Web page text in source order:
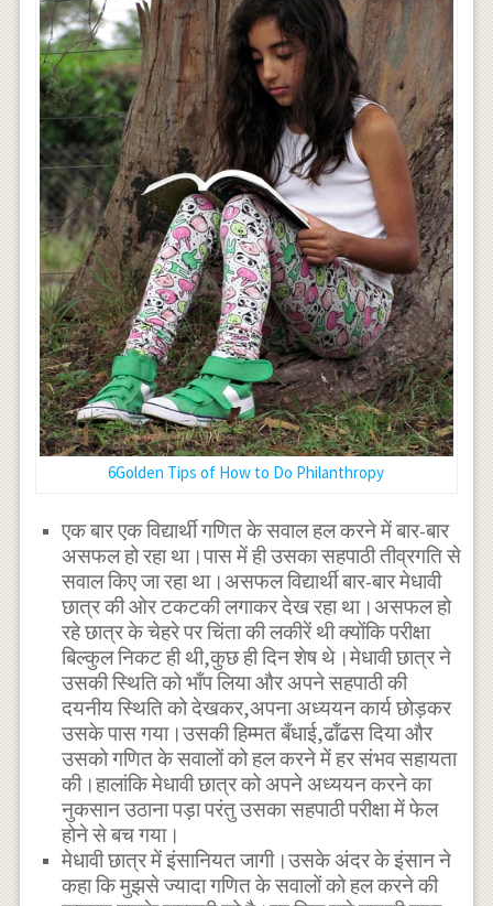
6Golden Tips of How to Do Philanthropy
एक बार एक विद्यार्थी गणित के सवाल हल करने में बार-बार
असफल हो रहा था।पास में ही उसका सहपाठी तीव्रगति से
सवाल किए जा रहा था।असफल विद्यार्थी बार-बार मेधावी
छात्र की ओर टकटकी लगाकर देख रहा था।असफल हो
रहे छात्र के चेहरे पर चिंता की लकीरें थी क्योंकि परीक्षा
बिल्कुल निकट ही थी,कुछ ही दिन शेष थे।मेधावी छात्र ने
उसकी स्थिति को भाँप लिया और अपने सहपाठी की
दयनीय स्थिति को देखकर,अपना अध्ययन कार्य छोड़कर
उसके पास गया।उसकी हिम्मत बँधाई,ढाँढस दिया और
उसको गणित के सवालों को हल करने में हर संभव सहायता
की।हालांकि मेधावी छात्र को अपने अध्ययन करने का
नुकसान उठाना पड़ा परंतु उसका सहपाठी परीक्षा में फेल
होने से बच गया।
मेधावी छात्र में इंसानियत जागी।उसके अंदर के इंसान ने
कहा कि मुझसे ज्यादा गणित के सवालों को हल करने की